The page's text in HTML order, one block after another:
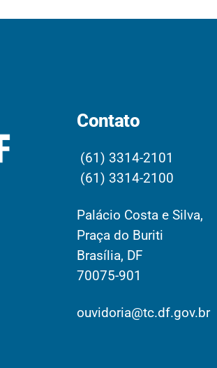
Contato
(61) 3314-2101
(61) 3314-2100
Palácio Costa e Silva,
Praça do Buriti
Brasília, DF
70075-901
ouvidoria@tc.df.gov.br